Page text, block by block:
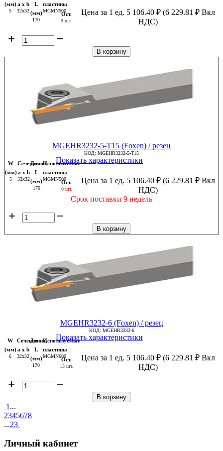
(мм)
5
a x b
32x32
L
(мм)
170
пластины
MGMN500
Ост.
9 шт.
Цена за 1 ед. 5 106.40 ₽ (6 229.81 ₽Вкл
НДС)
+ −
В корзину
MGEHR3232-5-T15 (Foxen) / резец
КОД: MGEHR3232-5-T15
W
(мм)
5
Сечение
a x b
32x32
Длина,
L
(мм)
170
Используемые
пластины
MGMN500
Показать характеристики
Ост.
0 шт.
Цена за 1 ед. 5 106.40 ₽ (6 229.81 ₽Вкл
НДС)
Срок поставки 9 недель
+ −
В корзину
MGEHR3232-6 (Foxen) / резец
КОД: MGEHR3232-6
W
(мм)
6
Сечение
a x b
32x32
Длина,
L
(мм)
170
Используемые
пластины
MGMN600
Показать характеристики
Ост.
13 шт.
Цена за 1 ед. 5 106.40 ₽ (6 229.81 ₽Вкл
НДС)
+ −
В корзину
1 ...
2345678
...23
Личный кабинет